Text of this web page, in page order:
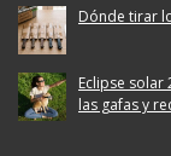
Dónde tirar
Eclipse
las gafas y